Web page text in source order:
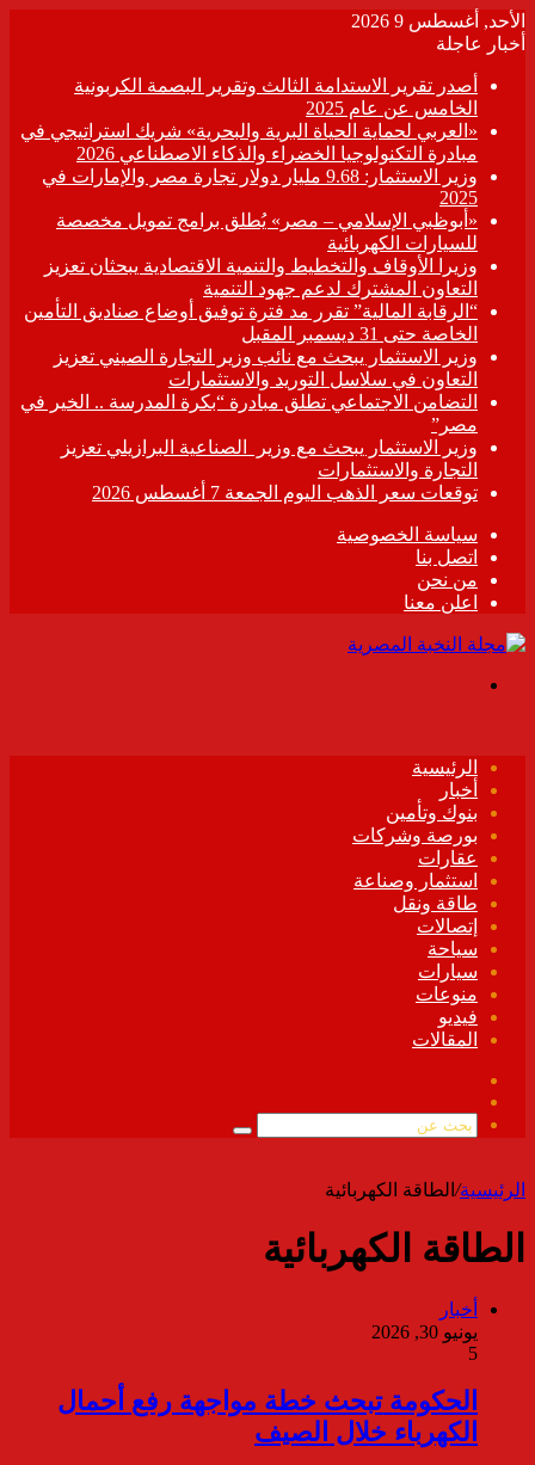
الأحد, أغسطس 9 2026
أخبار عاجلة
أصدر تقرير الاستدامة الثالث وتقرير البصمة الكربونية
الخامس عن عام 2025
«العربي لحماية الحياة البرية والبحرية» شريك استراتيجي في
مبادرة التكنولوجيا الخضراء والذكاء الاصطناعي 2026
وزير الاستثمار: 9.68 مليار دولار تجارة مصر والإمارات في
2025
«أبوظبي الإسلامي – مصر» يُطلق برامج تمويل مخصصة
للسيارات الكهربائية
وزيرا الأوقاف والتخطيط والتنمية الاقتصادية يبحثان تعزيز
التعاون المشترك لدعم جهود التنمية
“الرقابة المالية” تقرر مد فترة توفيق أوضاع صناديق التأمين
الخاصة حتى 31 ديسمبر المقبل
وزير الاستثمار يبحث مع نائب وزير التجارة الصيني تعزيز
التعاون في سلاسل التوريد والاستثمارات
التضامن الاجتماعي تطلق مبادرة “بكرة المدرسة .. الخير في
مصر”
وزير الاستثمار يبحث مع وزير الصناعية البرازيلي تعزيز
التجارة والاستثمارات
توقعات سعر الذهب اليوم الجمعة 7 أغسطس 2026
سياسة الخصوصية
اتصل بنا
من نحن
اعلن معنا
الرئيسية
أخبار
بنوك وتأمين
بورصة وشركات
عقارات
استثمار وصناعة
طاقة ونقل
إتصالات
سياحة
سيارات
منوعات
فيديو
المقالات
الموقع
بحث
الرئيسية/ الطاقة الكهربائية
الطاقة الكهربائية
أخبار
يونيو 30, 2026
5
الحكومة تبحث خطة مواجهة رفع أحمال
الكهرباء خلال الصيف